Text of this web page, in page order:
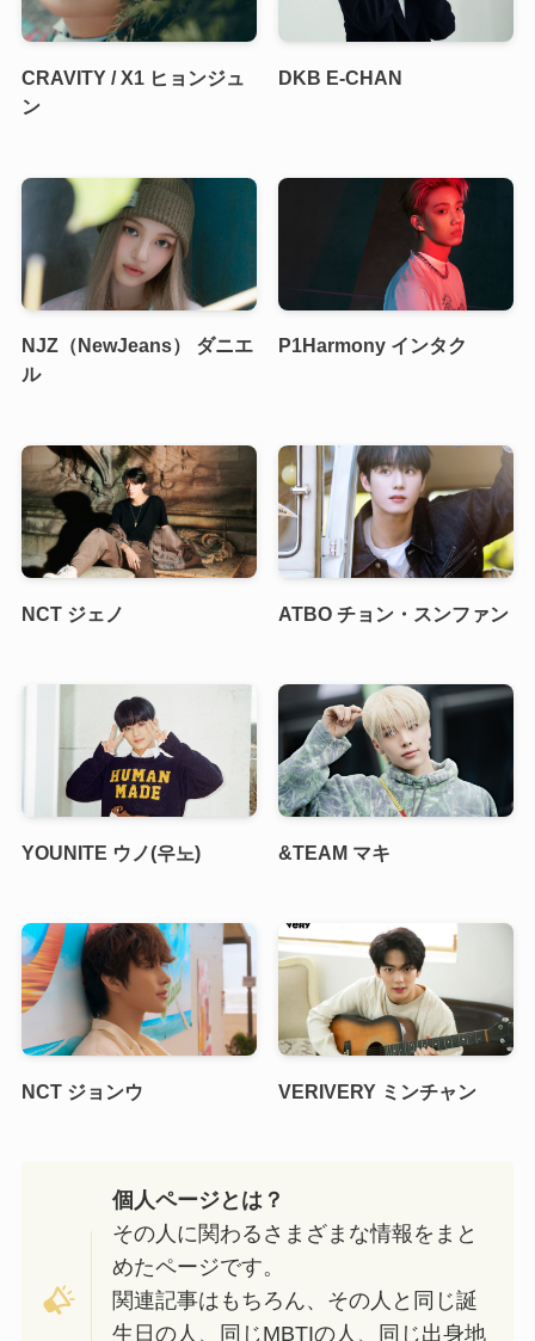
CRAVITY / X1 ヒョンジュ
ン
DKB E-CHAN
NJZ（NewJeans） ダニエ
ル
P1Harmony インタク
NCT ジェノ ATBO チョン・スンファン
YOUNITE ウノ(우노) &TEAM マキ
NCT ジョンウ VERIVERY ミンチャン
個人ページとは？
その人に関わるさまざまな情報をまと
めたページです。
関連記事はもちろん、その人と同じ誕
生日の人、同じMBTIの人、同じ出身地